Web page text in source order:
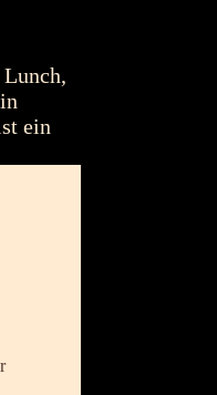
ein